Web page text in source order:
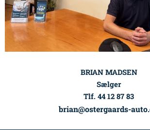
BRIAN MADSEN
Sælger
Tlf. 44 12 87 83
brian@ostergaards-